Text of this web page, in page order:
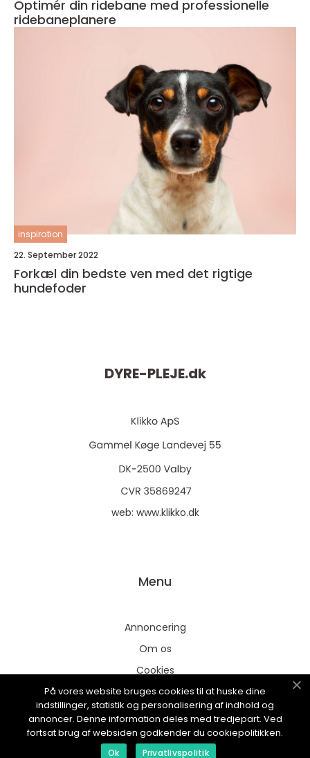
Optimér din ridebane med professionelle
ridebaneplanere
inspiration
22. September 2022
Forkæl din bedste ven med det rigtige
hundefoder
DYRE-PLEJE.dk
web: www.klikko.dk
Menu
Annoncering
Om os
Cookies
Kontakt os
Sitemap
På vores website bruges cookies til at huske dine
indstillinger, statistik og personalisering af indhold og
annoncer. Denne information deles med tredjepart. Ved
fortsat brug af websiden godkender du cookiepolitikken.
Ok Privatlivspolitik